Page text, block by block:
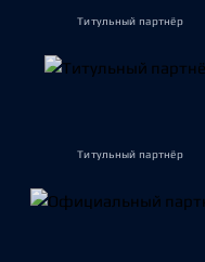
Титульный партнёр
Титульный партнёр